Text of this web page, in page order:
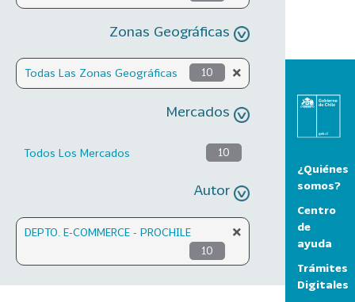
Zonas Geográficas
Todas Las Zonas Geográficas 10
Mercados
Todos Los Mercados 10
Autor
DEPTO. E-COMMERCE - PROCHILE
10
¿Quiénes
somos?
Centro
de
ayuda
Trámites
Digitales